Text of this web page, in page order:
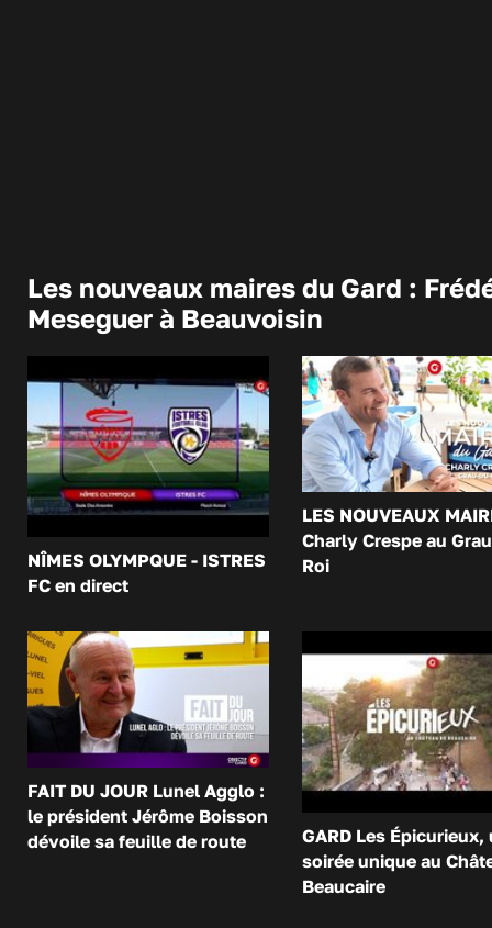
Les nouveaux maires du Gard :
Meseguer à Beauvoisin
NÎMES OLYMPQUE - ISTRES
FC en direct
LES NOUVEAUX
Charly Crespe au
Roi
FAIT DU JOUR Lunel Agglo :
le président Jérôme Boisson
dévoile sa feuille de route
GARD Les Épicurieux,
soirée unique au
Beaucaire